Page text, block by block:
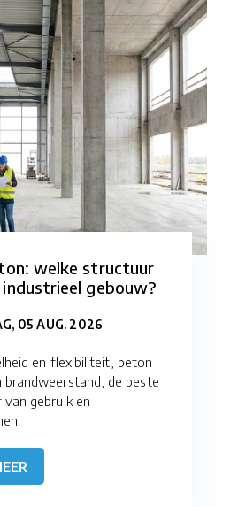
welke structuur
gebouw?
05 AUG. 2026
en flexibiliteit, beton
brandweerstand; de beste
gebruik en